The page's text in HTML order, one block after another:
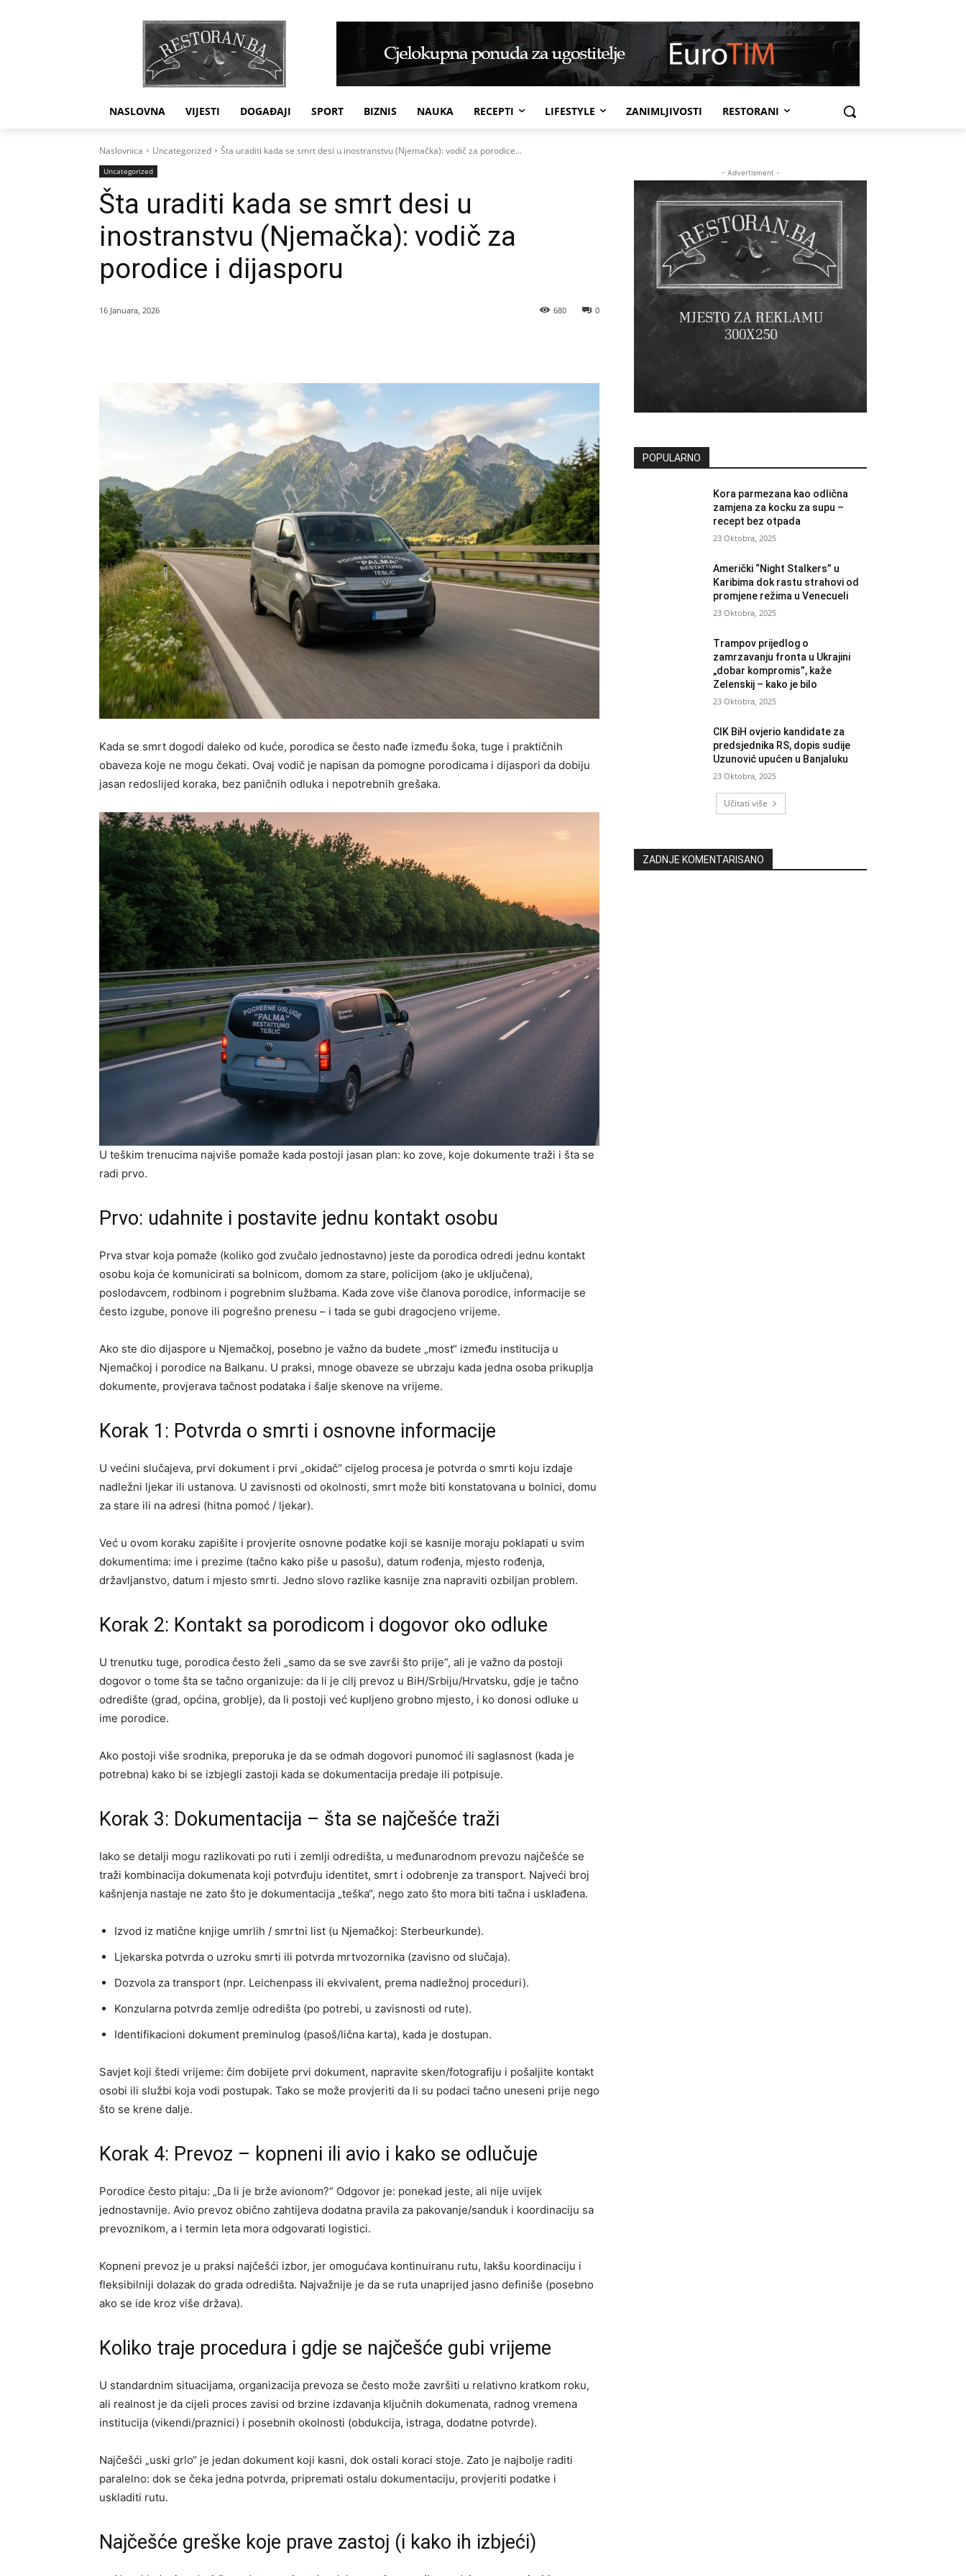
NASLOVNA VIJESTI DOGAĐAJI SPORT BIZNIS NAUKA RECEPTI LIFESTYLE ZANIMLJIVOSTI RESTORANI
Naslovnica Uncategorized Šta uraditi kada se smrt desi u inostranstvu (Njemačka): vodič za porodice...
Uncategorized
Šta uraditi kada se smrt desi u
inostranstvu (Njemačka): vodič za
porodice i dijasporu
16 Januara, 2026 0
680
Kada se smrt dogodi daleko od kuće, porodica se često nađe između šoka, tuge i praktičnih
obaveza koje ne mogu čekati. Ovaj vodič je napisan da pomogne porodicama i dijaspori da dobiju
jasan redoslijed koraka, bez paničnih odluka i nepotrebnih grešaka.
U teškim trenucima najviše pomaže kada postoji jasan plan: ko zove, koje dokumente traži i šta se
radi prvo.
Prvo: udahnite i postavite jednu kontakt osobu
Prva stvar koja pomaže (koliko god zvučalo jednostavno) jeste da porodica odredi jednu kontakt
osobu koja će komunicirati sa bolnicom, domom za stare, policijom (ako je uključena),
poslodavcem, rodbinom i pogrebnim službama. Kada zove više članova porodice, informacije se
često izgube, ponove ili pogrešno prenesu – i tada se gubi dragocjeno vrijeme.
Ako ste dio dijaspore u Njemačkoj, posebno je važno da budete „most“ između institucija u
Njemačkoj i porodice na Balkanu. U praksi, mnoge obaveze se ubrzaju kada jedna osoba prikuplja
dokumente, provjerava tačnost podataka i šalje skenove na vrijeme.
Korak 1: Potvrda o smrti i osnovne informacije
U većini slučajeva, prvi dokument i prvi „okidač“ cijelog procesa je potvrda o smrti koju izdaje
nadležni ljekar ili ustanova. U zavisnosti od okolnosti, smrt može biti konstatovana u bolnici, domu
za stare ili na adresi (hitna pomoć / ljekar).
Već u ovom koraku zapišite i provjerite osnovne podatke koji se kasnije moraju poklapati u svim
dokumentima: ime i prezime (tačno kako piše u pasošu), datum rođenja, mjesto rođenja,
državljanstvo, datum i mjesto smrti. Jedno slovo razlike kasnije zna napraviti ozbiljan problem.
Korak 2: Kontakt sa porodicom i dogovor oko odluke
U trenutku tuge, porodica često želi „samo da se sve završi što prije“, ali je važno da postoji
dogovor o tome šta se tačno organizuje: da li je cilj prevoz u BiH/Srbiju/Hrvatsku, gdje je tačno
odredište (grad, općina, groblje), da li postoji već kupljeno grobno mjesto, i ko donosi odluke u
ime porodice.
Ako postoji više srodnika, preporuka je da se odmah dogovori punomoć ili saglasnost (kada je
potrebna) kako bi se izbjegli zastoji kada se dokumentacija predaje ili potpisuje.
Korak 3: Dokumentacija – šta se najčešće traži
Iako se detalji mogu razlikovati po ruti i zemlji odredišta, u međunarodnom prevozu najčešće se
traži kombinacija dokumenata koji potvrđuju identitet, smrt i odobrenje za transport. Najveći broj
kašnjenja nastaje ne zato što je dokumentacija „teška“, nego zato što mora biti tačna i usklađena.
Izvod iz matične knjige umrlih / smrtni list (u Njemačkoj: Sterbeurkunde).
Ljekarska potvrda o uzroku smrti ili potvrda mrtvozornika (zavisno od slučaja).
Dozvola za transport (npr. Leichenpass ili ekvivalent, prema nadležnoj proceduri).
Konzularna potvrda zemlje odredišta (po potrebi, u zavisnosti od rute).
Identifikacioni dokument preminulog (pasoš/lična karta), kada je dostupan.
Savjet koji štedi vrijeme: čim dobijete prvi dokument, napravite sken/fotografiju i pošaljite kontakt
osobi ili službi koja vodi postupak. Tako se može provjeriti da li su podaci tačno uneseni prije nego
što se krene dalje.
Korak 4: Prevoz – kopneni ili avio i kako se odlučuje
Porodice često pitaju: „Da li je brže avionom?“ Odgovor je: ponekad jeste, ali nije uvijek
jednostavnije. Avio prevoz obično zahtijeva dodatna pravila za pakovanje/sanduk i koordinaciju sa
prevoznikom, a i termin leta mora odgovarati logistici.
Kopneni prevoz je u praksi najčešći izbor, jer omogućava kontinuiranu rutu, lakšu koordinaciju i
fleksibilniji dolazak do grada odredišta. Najvažnije je da se ruta unaprijed jasno definiše (posebno
ako se ide kroz više država).
Koliko traje procedura i gdje se najčešće gubi vrijeme
U standardnim situacijama, organizacija prevoza se često može završiti u relativno kratkom roku,
ali realnost je da cijeli proces zavisi od brzine izdavanja ključnih dokumenata, radnog vremena
institucija (vikendi/praznici) i posebnih okolnosti (obdukcija, istraga, dodatne potvrde).
Najčešći „uski grlo“ je jedan dokument koji kasni, dok ostali koraci stoje. Zato je najbolje raditi
paralelno: dok se čeka jedna potvrda, pripremati ostalu dokumentaciju, provjeriti podatke i
uskladiti rutu.
Najčešće greške koje prave zastoj (i kako ih izbjeći)
- Advertisment -
POPULARNO
Kora parmezana kao odlična
zamjena za kocku za supu –
recept bez otpada
23 Oktobra, 2025
Američki “Night Stalkers” u
Karibima dok rastu strahovi od
promjene režima u Venecueli
23 Oktobra, 2025
Trampov prijedlog o
zamrzavanju fronta u Ukrajini
„dobar kompromis”, kaže
Zelenskij – kako je bilo
23 Oktobra, 2025
CIK BiH ovjerio kandidate za
predsjednika RS, dopis sudije
Uzunović upućen u Banjaluku
23 Oktobra, 2025
Učitati više
ZADNJE KOMENTARISANO